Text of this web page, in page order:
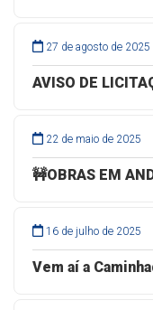
27 de agosto de 2025
AVISO DE
22 de maio de 2025
🚧OBRAS EM
16 de julho de 2025
Vem aí a